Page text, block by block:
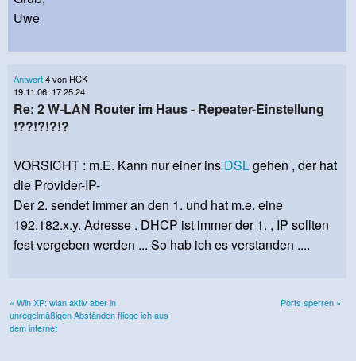
Uwe
Antwort4 von HCK
19.11.06, 17:25:24
Re: 2 W-LAN Router im Haus - Repeater-Einstellung
!??!?!?!?
VORSICHT : m.E. Kann nur einer ins DSLgehen , der hat
die Provider-IP-
Der 2. sendet immer an den 1. und hat m.e. eine
192.182.x.y. Adresse . DHCP ist immer der 1. , IP sollten
fest vergeben werden ... So hab ich es verstanden ....
« Win XP: wlan aktiv aber in
unregelmäßigen Abständen fliege ich aus
dem internet
Ports sperren »